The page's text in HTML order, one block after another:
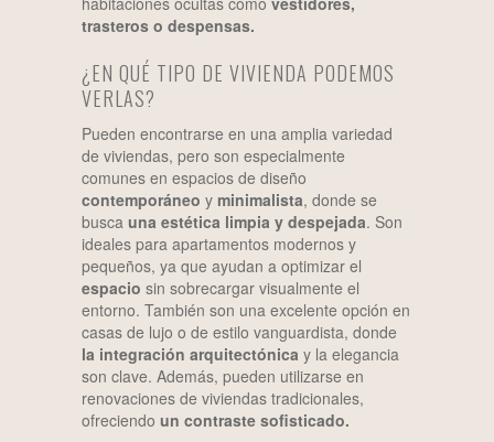
trasteros o despensas.
¿EN QUÉ TIPO DE VIVIENDA PODEMOS
VERLAS?
Pueden encontrarse en una amplia variedad
de viviendas, pero son especialmente
comunes en espacios de diseño
contemporáneo y minimalista, donde se
busca una estética limpia y despejada. Son
ideales para apartamentos modernos y
pequeños, ya que ayudan a optimizar el
espacio sin sobrecargar visualmente el
entorno. También son una excelente opción en
casas de lujo o de estilo vanguardista, donde
la integración arquitectónica y la elegancia
son clave. Además, pueden utilizarse en
renovaciones de viviendas tradicionales,
ofreciendo un contraste sofisticado.